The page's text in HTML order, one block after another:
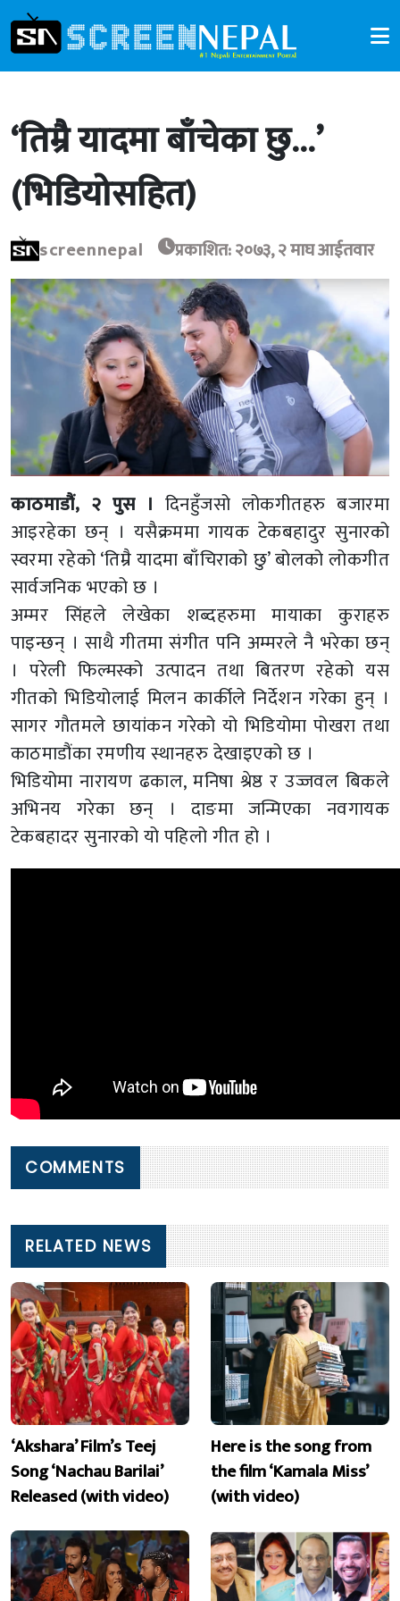
‘तिम्रै यादमा बाँचेका छु…’
(भिडियोसहित)
screennepal प्रकाशित: २०७३, २ माघ आईतवार
काठमाडौं, २ पुस । दिनहुँजसो लोकगीतहरु बजारमा
आइरहेका छन् । यसैक्रममा गायक टेकबहादुर सुनारको
स्वरमा रहेको ‘तिम्रै यादमा बाँचिराको छु’ बोलको लोकगीत
सार्वजनिक भएको छ ।
अम्मर सिंहले लेखेका शब्दहरुमा मायाका कुराहरु
पाइन्छन् । साथै गीतमा संगीत पनि अम्मरले नै भरेका छन्
। परेली फिल्मस्को उत्पादन तथा बितरण रहेको यस
गीतको भिडियोलाई मिलन कार्कीले निर्देशन गरेका हुन् ।
सागर गौतमले छायांकन गरेको यो भिडियोमा पोखरा तथा
काठमाडौंका रमणीय स्थानहरु देखाइएको छ ।
भिडियोमा नारायण ढकाल, मनिषा श्रेष्ठ र उज्जवल बिकले
अभिनय गरेका छन् । दाङमा जन्मिएका नवगायक
टेकबहादर सुनारको यो पहिलो गीत हो ।
COMMENTS
RELATED NEWS
‘Akshara’ Film’s Teej
Song ‘Nachau Barilai’
Released (with video)
Here is the song from
the film ‘Kamala Miss’
(with video)